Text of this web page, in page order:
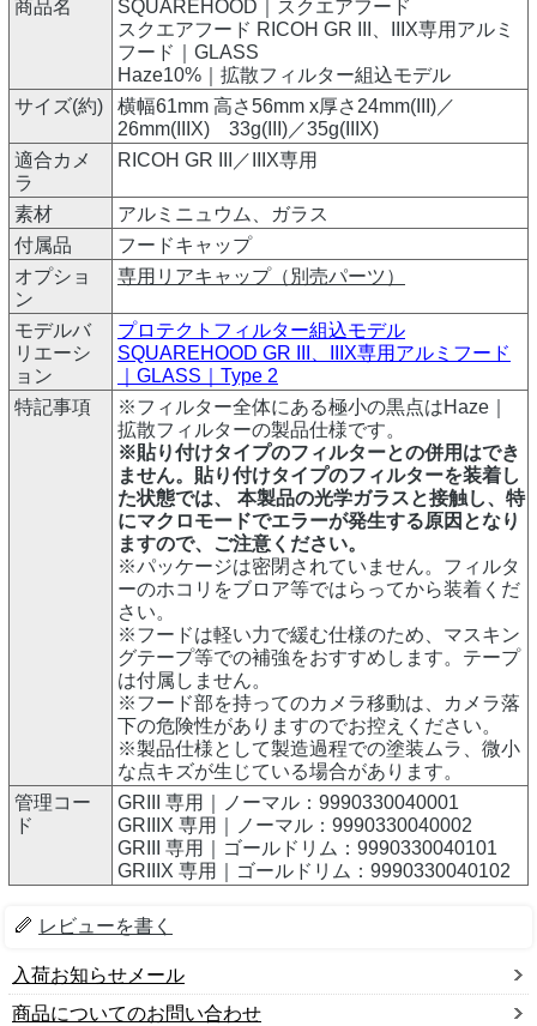
商品名
SQUAREHOOD｜スクエアフード
スクエアフード RICOH GR III、IIIX専用アルミ
フード｜GLASS
Haze10%｜拡散フィルター組込モデル
サイズ(約)
横幅61mm 高さ56mm x厚さ24mm(III)／
26mm(IIIX) 33g(III)／35g(IIIX)
適合カメ
ラ
RICOH GR III／IIIX専用
素材
アルミニュウム、ガラス
付属品
フードキャップ
オプショ
ン
専用リアキャップ（別売パーツ）
モデルバ
リエーシ
ョン
プロテクトフィルター組込モデル
SQUAREHOOD GR III、IIIX専用アルミフード
｜GLASS｜Type 2
特記事項
※フィルター全体にある極小の黒点はHaze｜
拡散フィルターの製品仕様です。
※貼り付けタイプのフィルターとの併用はでき
ません。貼り付けタイプのフィルターを装着し
た状態では、 本製品の光学ガラスと接触し、特
にマクロモードでエラーが発生する原因となり
ますので、ご注意ください。
※パッケージは密閉されていません。フィルタ
ーのホコリをブロア等ではらってから装着くだ
さい。
※フードは軽い力で緩む仕様のため、マスキン
グテープ等での補強をおすすめします。テープ
は付属しません。
※フード部を持ってのカメラ移動は、カメラ落
下の危険性がありますのでお控えください。
※製品仕様として製造過程での塗装ムラ、微小
な点キズが生じている場合があります。
管理コー
ド
GRIII 専用｜ノーマル：9990330040001
GRIIIX 専用｜ノーマル：9990330040002
GRIII 専用｜ゴールドリム：9990330040101
GRIIIX 専用｜ゴールドリム：9990330040102
レビューを書く
入荷お知らせメール
商品についてのお問い合わせ